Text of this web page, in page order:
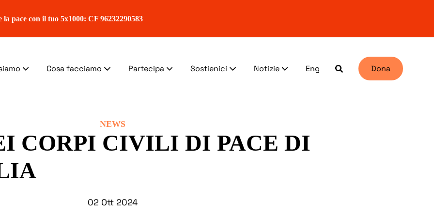
la pace con il tuo 5x1000: CF 96232290583
Cosa facciamo Partecipa Sostienici Notizie Eng Dona
NEWS
CORPI CIVILI DI PACE DI
02 Ott 2024